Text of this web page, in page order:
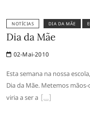
NOTÍCIAS DIA DA MÃE
Dia da Mãe
02-Mai-2010
Esta semana na nossa
Dia da Mãe. Metemos
viria a ser a